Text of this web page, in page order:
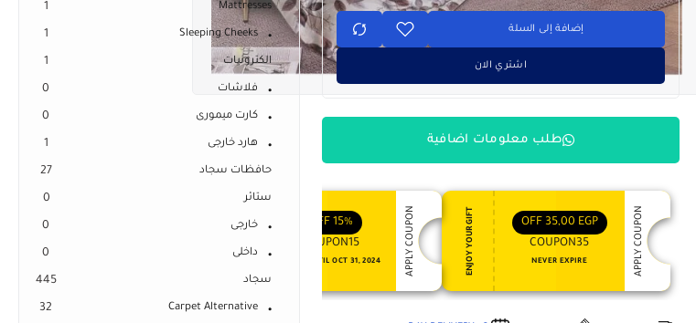
إضافة إلى السلة
اشتري الان
طلب معلومات اضافية
ENJOY YOUR GIFT 35,00 EGP
OFF
COUPON35
NEVER EXPIRE APPLY COUPON
ENJOY YOUR GIFT 15%
OFF
COUPON15
VALID UNTIL OCT 31, 2024 APPLY COUPON
Mattresses
1
Sleeping Cheeks
1
الكترونيات 1
فلاشات 0
كارت ميمورى 0
هارد خارجى 1
حافظات سجاد 27
ستائر 0
خارجى 0
داخلى 0
سجاد 445
Carpet Alternative
32